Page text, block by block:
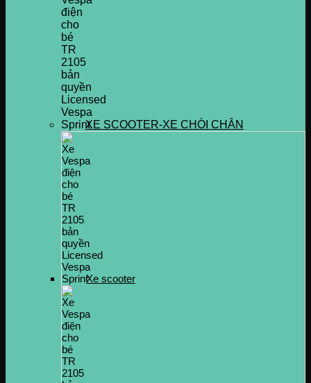
XE SCOOTER-XE CHÒI CHÂN
Xe scooter